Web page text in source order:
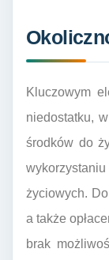
Kluczowym
niedostatku,
środków do
życiowych.
a także
brak